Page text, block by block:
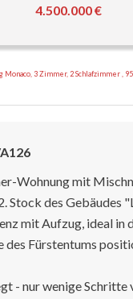
4.500.000 €
Monaco, 3 Zimmer, 2 Schlafzimmer , 95
Wohnung mit
Stock des Gebäudes
mit Aufzug, ideal in
des Fürstentums
- nur wenige Schritte